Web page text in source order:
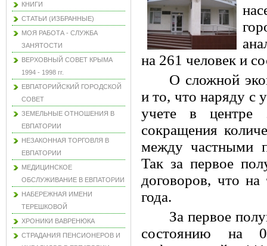
КНИГИ
СТАТЬИ (ИЗБРАННЫЕ)
МОЯ РАБОТА - СЛУЖБА
ЗАНЯТОСТИ
ВЕРХОВНЫЙ СОВЕТ КРЫМА
1994 - 1998 гг.
ЕВПАТОРИЙСКИЙ ГОРОДСКОЙ
СОВЕТ
ЗЕМЕЛЬНЫЕ ОТНОШЕНИЯ В
ЕВПАТОРИИ
НЕЗАКОННАЯ ТОРГОВЛЯ В
ЕВПАТОРИИ
МЕДИЦИНСКОЕ
ОБСЛУЖИВАНИЕ В ЕВПАТОРИИ
НАБЕРЕЖНАЯ ИМЕНИ
ТЕРЕШКОВОЙ
ХРОНИКИ ВАВРЕНЮКА
СТРАДАНИЯ ПЕНСИОНЕРОВ И
на 261 человек и
О сложной
и то, что наряду с
учете в центре
сокращения
между частными
Так за первое
договоров, что
года.
За первое
состоянию на